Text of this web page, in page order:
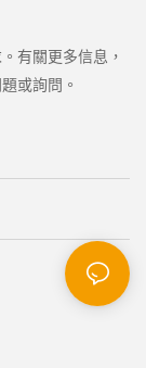
有關更多信息，
或詢問。